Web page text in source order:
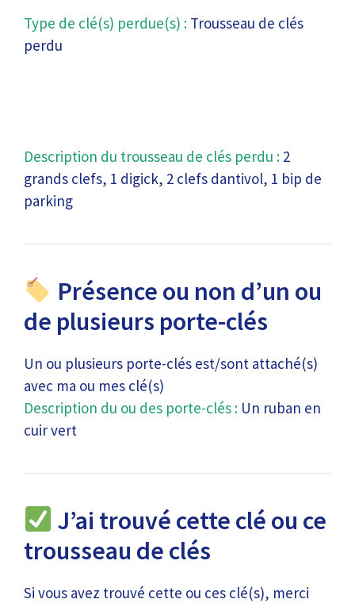
Type de clé(s) perdue(s) : Trousseau de clés
perdu
Description du trousseau de clés perdu : 2
grands clefs, 1 digick, 2 clefs dantivol, 1 bip de
parking
Présence ou non d’un ou
de plusieurs porte-clés
Un ou plusieurs porte-clés est/sont attaché(s)
avec ma ou mes clé(s)
Description du ou des porte-clés : Un ruban en
cuir vert
J’ai trouvé cette clé ou ce
trousseau de clés
Si vous avez trouvé cette ou ces clé(s), merci